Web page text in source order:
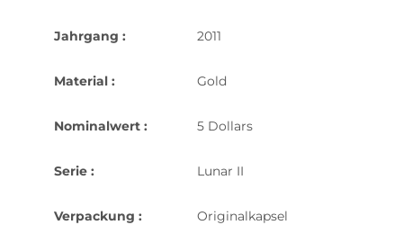
Jahrgang : 2011
Material : Gold
Nominalwert : 5 Dollars
Serie : Lunar II
Verpackung : Originalkapsel